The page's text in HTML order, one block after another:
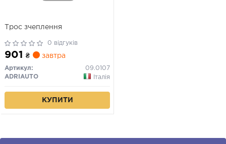
Трос зчеплення
0 відгуків
901 ₴ завтра
Артикул:
09.0107
ADRIAUTO
Італія
КУПИТИ